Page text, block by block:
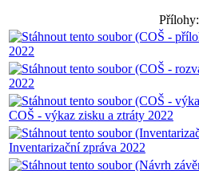
Přílohy:
2022
2022
COŠ - výkaz zisku a ztráty 2022
Inventarizační zpráva 2022